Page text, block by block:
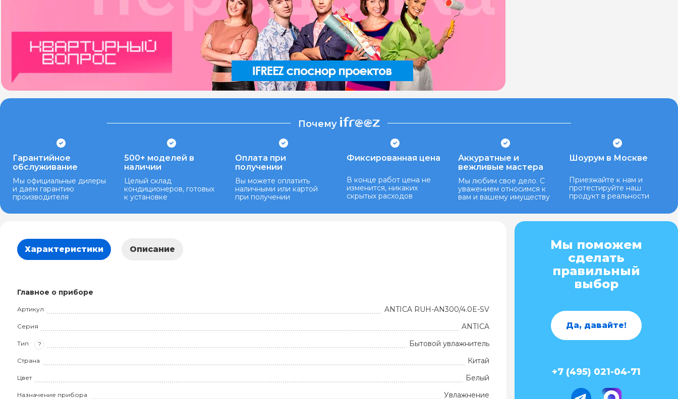
Почему
Гарантийное
обслуживание
Мы официальные дилеры
и даем гарантию
производителя
500+ моделей в
наличии
Целый склад
кондиционеров, готовых
к установке
Оплата при
получении
Вы можете оплатить
наличными или картой
при получении
Фиксированная цена
В конце работ цена не
изменится, никаких
скрытых расходов
Аккуратные и
вежливые мастера
Мы любим свое дело. С
уважением относимся к
вам и вашему имуществу
Шоурум в Москве
Приезжайте к нам и
протестируйте наш
продукт в реальности
Характеристики Описание
Главное о приборе
Артикул ANTICA RUH-AN300/4.0E-SV
Серия ANTICA
Тип ? Бытовой увлажнитель
Страна Китай
Цвет Белый
Назначение прибора Увлажнение
Мы поможем
сделать
правильный
выбор
Да, давайте!
+7 (495) 021-04-71